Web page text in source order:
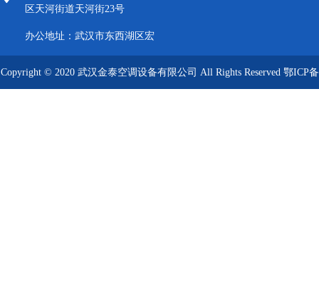
区天河街道天河街23号
办公地址：武汉市东西湖区宏
2012
Copyright © 2020 武汉金泰空调设备有限公司 All Rights Reserved 鄂ICP备